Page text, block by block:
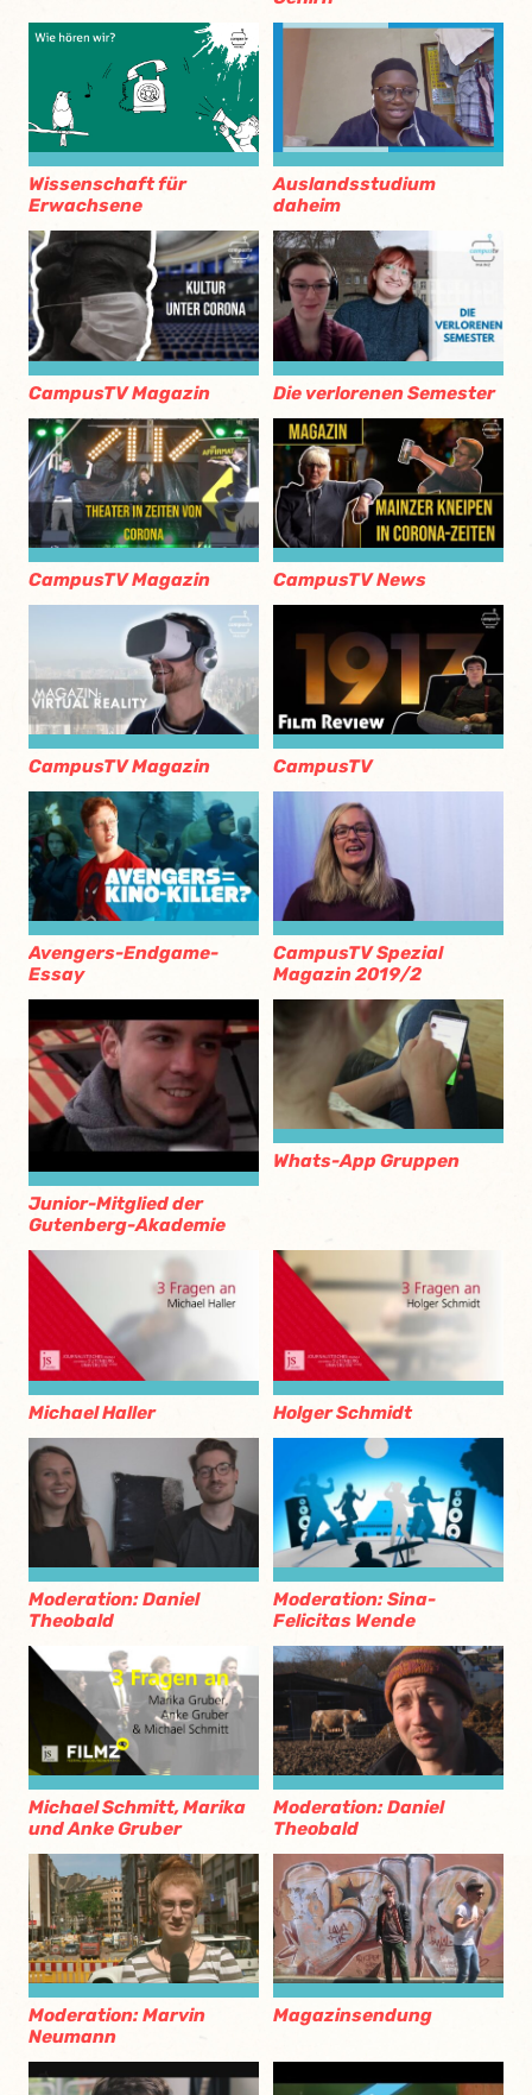
Wissenschaft für
Erwachsene
Auslandsstudium
daheim
CampusTV Magazin Die verlorenen Semester
CampusTV Magazin CampusTV News
CampusTV Magazin CampusTV
Avengers-Endgame-
Essay
CampusTV Spezial
Magazin 2019/2
Junior-Mitglied der
Gutenberg-Akademie
Whats-App Gruppen
Michael Haller Holger Schmidt
Moderation: Daniel
Theobald
Moderation: Sina-
Felicitas Wende
Michael Schmitt, Marika
und Anke Gruber
Moderation: Daniel
Theobald
Moderation: Marvin
Neumann
Magazinsendung